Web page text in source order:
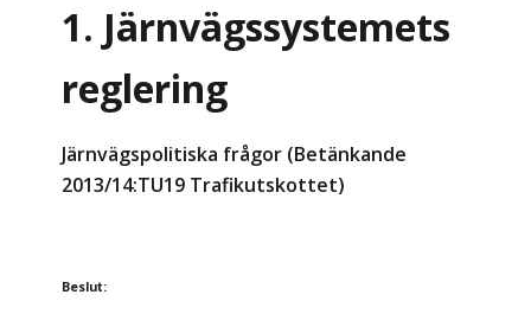
1. Järnvägssystemets
reglering
Järnvägspolitiska frågor (Betänkande
2013/14:TU19 Trafikutskottet)
Beslut: